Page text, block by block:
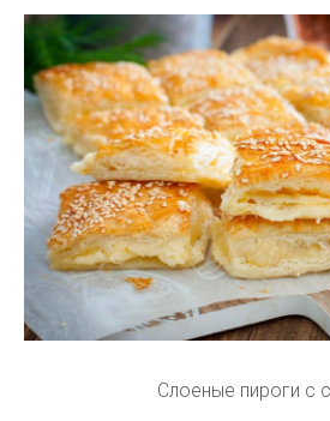
Слоеные пироги с